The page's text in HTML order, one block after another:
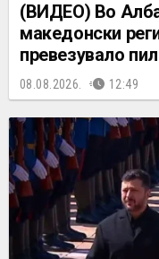
(ВИДЕО) Во
македонски
превезувало
08.08.2026. 12:49